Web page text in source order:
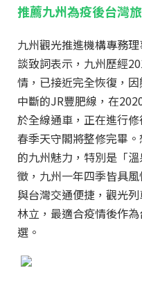
推薦九州為疫後台灣
九州觀光推進機構專務
談致詞表示，九州歷經
情，已接近完全恢復，
中斷的JR豐肥線，在
於全線通車，正在進行
春季天守閣將整修完畢
的九州魅力，特別是「
徵，九州一年四季皆具
與台灣交通便捷，觀光
林立，最適合疫情後作
選。